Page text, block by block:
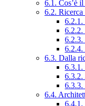
6.1. Cos’è
6.2.
6.2.1.
6.2.2.
6.2.3.
6.2.4.
6.3. Dalla
6.3.1.
6.3.2.
6.3.3.
6.4.
6.4.1.